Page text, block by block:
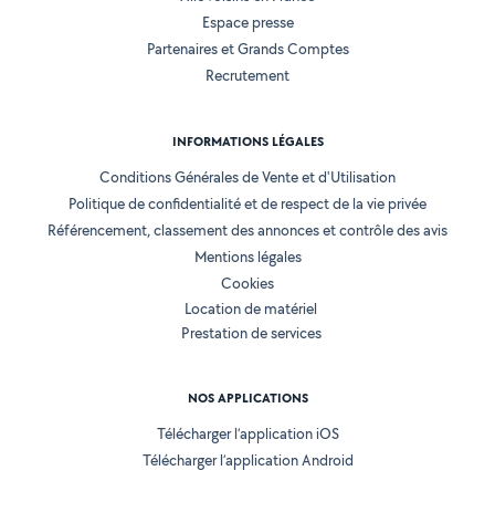
Espace presse
Partenaires et Grands Comptes
Recrutement
INFORMATIONS LÉGALES
Conditions Générales de Vente et d'Utilisation
Politique de confidentialité et de respect de la vie privée
Référencement, classement des annonces et contrôle des avis
Mentions légales
Cookies
Location de matériel
Prestation de services
NOS APPLICATIONS
Télécharger l’application iOS
Télécharger l’application Android